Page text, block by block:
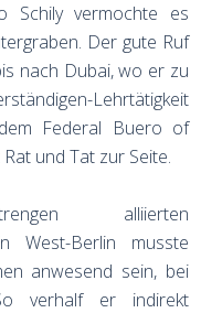
Schily vermochte es
Der gute Ruf
nach Dubai, wo er zu
Lehrtätigkeit
Federal Buero of
und Tat zur Seite.
alliierten
West-Berlin musste
anwesend sein, bei
verhalf er indirekt